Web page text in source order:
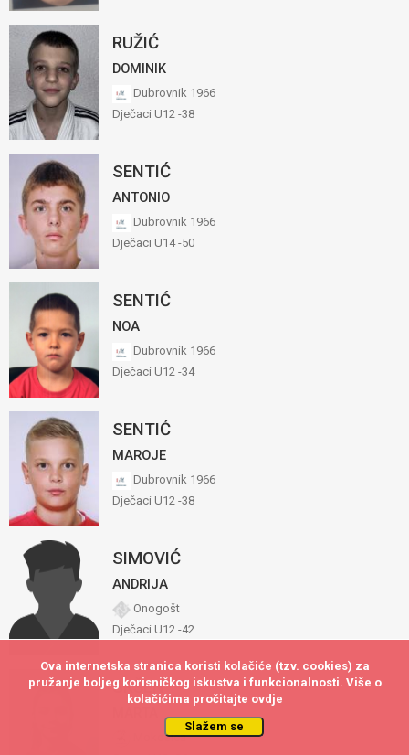
RUŽIĆ
DOMINIK
Dubrovnik 1966
Dječaci U12 -38
SENTIĆ
ANTONIO
Dubrovnik 1966
Dječaci U14 -50
SENTIĆ
NOA
Dubrovnik 1966
Dječaci U12 -34
SENTIĆ
MAROJE
Dubrovnik 1966
Dječaci U12 -38
SIMOVIĆ
ANDRIJA
Onogošt
Dječaci U12 -42
SRŠEN
Mokošica
Ova internetska stranica koristi kolačiće (tzv. cookies) za
pružanje boljeg korisničkog iskustva i funkcionalnosti. Više o
kolačićima pročitajte ovdje
Slažem se
Ova internetska stranica koristi kolačiće (tzv. cookies) za
pružanje boljeg korisničkog iskustva i funkcionalnosti. Više o
kolačićima pročitajte ovdje
Slažem se